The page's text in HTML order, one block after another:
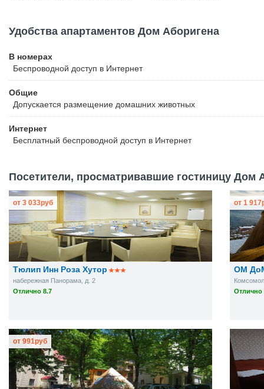
Удобства апартаментов Дом Аборигена
В номерах
Беспроводной доступ в Интернет
Общие
Допускается размещение домашних животных
Интернет
Бесплатный беспроводной доступ в Интернет
Посетители, просматривавшие гостиницу Дом
Тюлип Инн Роза Хутор
набережная Панорама, д. 2
Отлично 8.7
от 3 033руб
ОМ
Отлично
от 1 917
от 991руб